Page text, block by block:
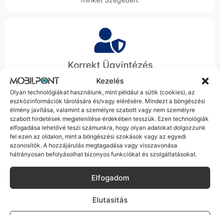
Kezelés
Olyan technológiákat használunk, mint például a sütik (cookies), az
eszközinformációk tárolására és/vagy elérésére. Mindezt a böngészési
élmény javítása, valamint a személyre szabott vagy nem személyre
szabott hirdetések megjelenítése érdekében tesszük. Ezen technológiák
elfogadása lehetővé teszi számunkra, hogy olyan adatokat dolgozzunk
fel ezen az oldalon, mint a böngészési szokások vagy az egyedi
azonosítók. A hozzájárulás megtagadása vagy visszavonása
hátrányosan befolyásolhat bizonyos funkciókat és szolgáltatásokat.
Elfogadom
Elutasitás
Korrekt Ügyintézés
Hibázni emberi dolog, de a felelősségvállalás nálunk alap.
Ha ritkán előfordul egy hiba, nem kifogásokat keresünk,
hanem megoldást. Szakértő kollégáink azonnal kézbe
veszik az ügyedet.
Ingyenes Futár & Szerviz
Ha messze laksz, mi megyünk a készülékért. Garanciális
probléma esetén küldjük a futárt, bevizsgáljuk a telefont, és